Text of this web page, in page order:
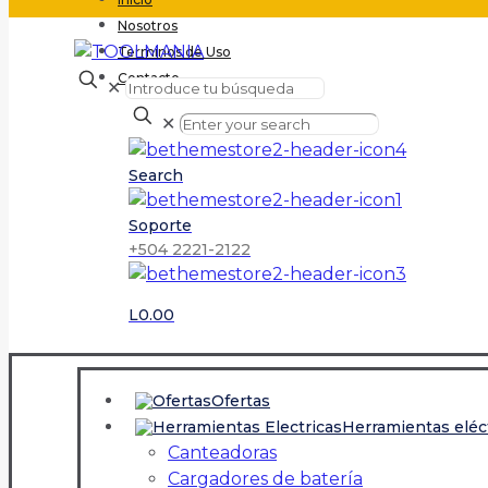
Nosotros
Terminos de Uso
Contacto
✕
✕
Search
Soporte
+504 2221-2122
L0.00
Ofertas
Herramientas
Canteadoras
Cargadores de batería